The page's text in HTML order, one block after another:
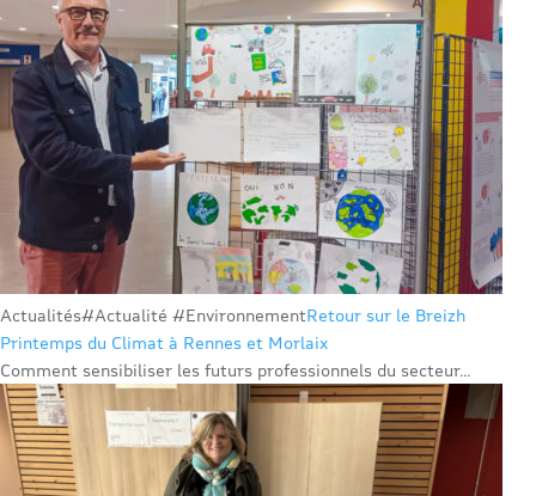
Actualités#Actualité #EnvironnementRetour sur le Breizh
Printemps du Climat à Rennes et Morlaix
Comment sensibiliser les futurs professionnels du secteur...